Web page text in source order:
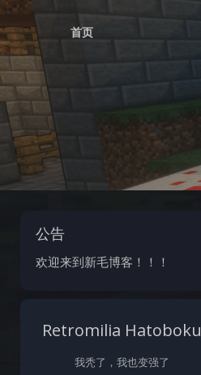
首页
公告
欢迎来到新毛博客！！！
Retromilia Hatoboku
我秃了，我也变强了